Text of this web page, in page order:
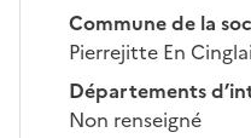
Commune de la
Pierrejitte En
Départements
Non renseigné